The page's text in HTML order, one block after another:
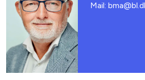
Mail: